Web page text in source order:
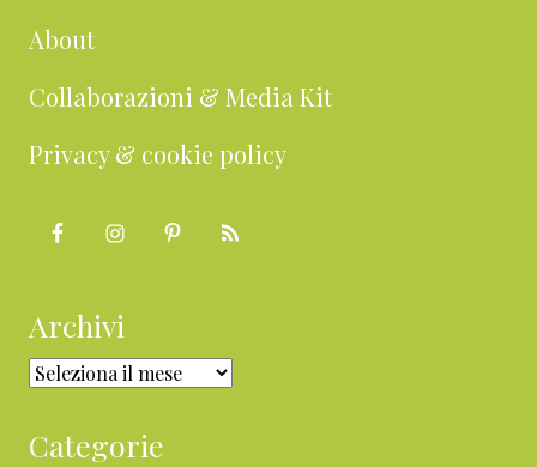
About
Collaborazioni & Media Kit
Privacy & cookie policy
Archivi
Archivi
Categorie